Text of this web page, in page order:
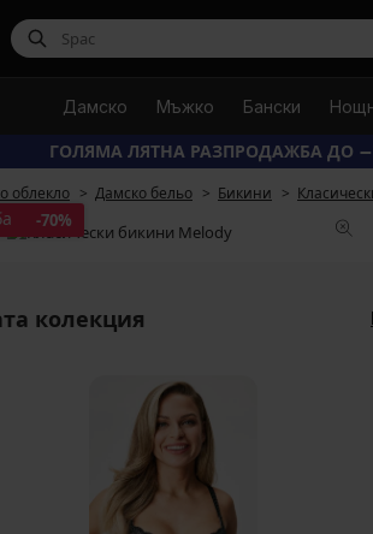
Дамско Мъжко Бански
ГОЛЯМА ЛЯТНА РАЗПРОДАЖБА ДО
облекло Дамско бельо Бикини
-70%
колекция